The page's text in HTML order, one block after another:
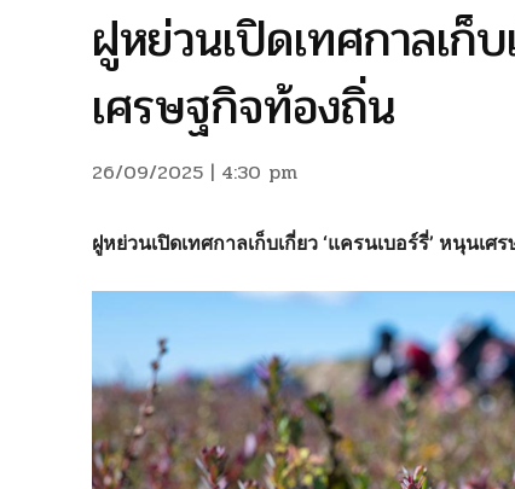
ฝูหย่วนเปิดเทศกาลเก็
เศรษฐกิจท้องถิ่น
26/09/2025 | 4:30 pm
ฝูหย่วนเปิดเทศกาลเก็บเกี่ยว ‘แครนเบอร์รี่’ หนุนเศ